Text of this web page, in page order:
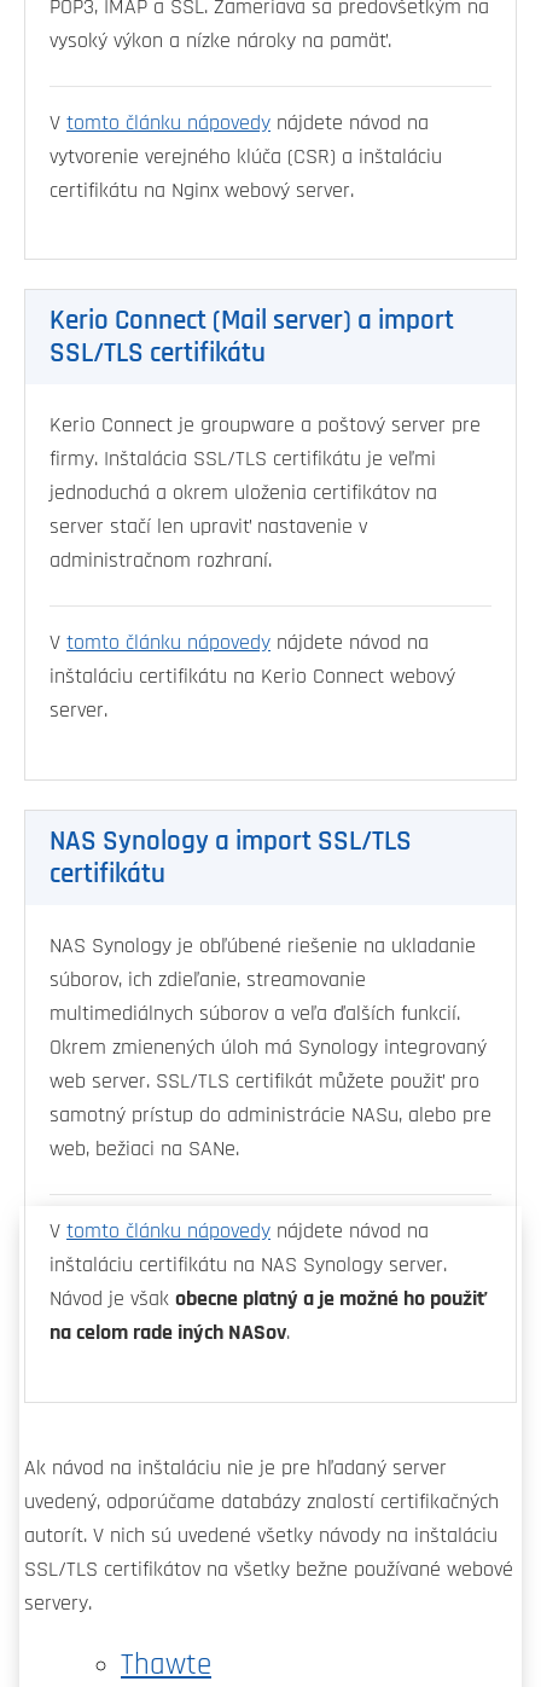
POP3, IMAP a SSL. Zameriava sa predovšetkým na
vysoký výkon a nízke nároky na pamäť.
V tomto článku nápovedy nájdete návod na
vytvorenie verejného klúča (CSR) a inštaláciu
certifikátu na Nginx webový server.
Kerio Connect (Mail server) a import
SSL/TLS certifikátu
Kerio Connect je groupware a poštový server pre
firmy. Inštalácia SSL/TLS certifikátu je veľmi
jednoduchá a okrem uloženia certifikátov na
server stačí len upraviť nastavenie v
administračnom rozhraní.
V tomto článku nápovedy nájdete návod na
inštaláciu certifikátu na Kerio Connect webový
server.
NAS Synology a import SSL/TLS
certifikátu
NAS Synology je obľúbené riešenie na ukladanie
súborov, ich zdieľanie, streamovanie
multimediálnych súborov a veľa ďalších funkcií.
Okrem zmienených úloh má Synology integrovaný
web server. SSL/TLS certifikát můžete použiť pro
samotný prístup do administrácie NASu, alebo pre
web, bežiaci na SANe.
V tomto článku nápovedy nájdete návod na
inštaláciu certifikátu na NAS Synology server.
Návod je však obecne platný a je možné ho použiť
na celom rade iných NASov.
Ak návod na inštaláciu nie je pre hľadaný server
uvedený, odporúčame databázy znalostí certifikačných
autorít. V nich sú uvedené všetky návody na inštaláciu
SSL/TLS certifikátov na všetky bežne používané webové
servery.
Thawte